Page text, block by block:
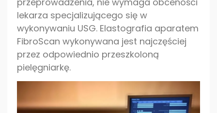
lekarza specjalizującego się w
wykonywaniu USG. Elastografia aparatem
FibroScan wykonywana jest najczęściej
przez odpowiednio przeszkoloną
pielęgniarkę.